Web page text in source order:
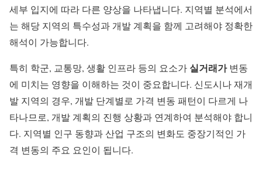
세부 입지에 따라 다른 양상을 나타냅니다. 지역별 분석에서
는 해당 지역의 특수성과 개발 계획을 함께 고려해야 정확한
해석이 가능합니다.
특히 학군, 교통망, 생활 인프라 등의 요소가 실거래가변동
에 미치는 영향을 이해하는 것이 중요합니다. 신도시나 재개
발 지역의 경우, 개발 단계별로 가격 변동 패턴이 다르게 나
타나므로, 개발 계획의 진행 상황과 연계하여 분석해야 합니
다. 지역별 인구 동향과 산업 구조의 변화도 중장기적인 가
격 변동의 주요 요인이 됩니다.